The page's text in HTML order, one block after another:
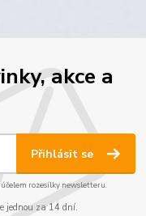
akce a
Přihlásit se
rozesílky newsletteru.
jednou za 14 dní.